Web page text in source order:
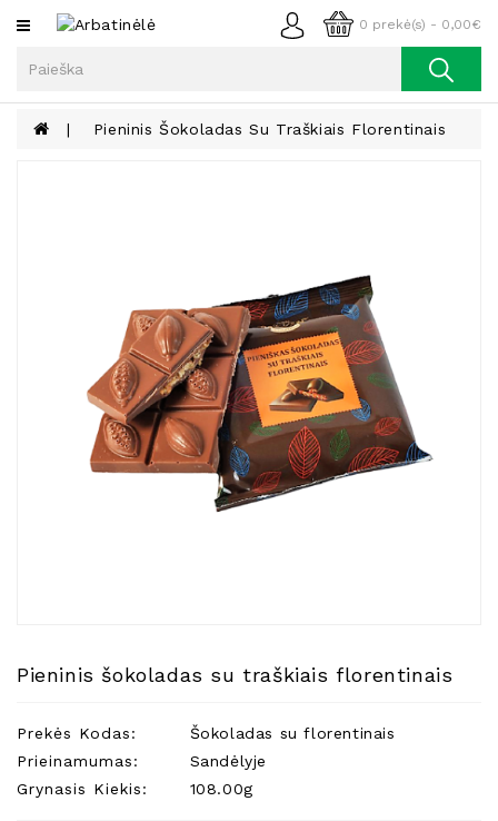
0 prekė(s) - 0,00€
Kategorijos
Kava
Becukriai
Saldėsiai
Saldėsiai
Higienos
Priemonės
Kūdikiams
Pieninis Šokoladas Su Traškiais Florentinais
Pieninis šokoladas su traškiais florentinais
Prekės Kodas:
Šokoladas su florentinais
Prieinamumas:
Sandėlyje
Grynasis Kiekis:
108.00g